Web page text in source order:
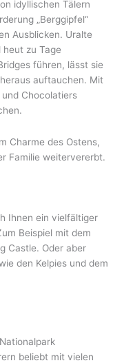
idyllischen Tälern
„Berggipfel“
Ausblicken. Uralte
heut zu Tage
führen, lässt sie
auftauchen. Mit
Chocolatiers
Charme des Ostens,
Familie weitervererbt.
Ihnen ein vielfältiger
Beispiel mit dem
Castle. Oder aber
den Kelpies und dem
beliebt mit vielen